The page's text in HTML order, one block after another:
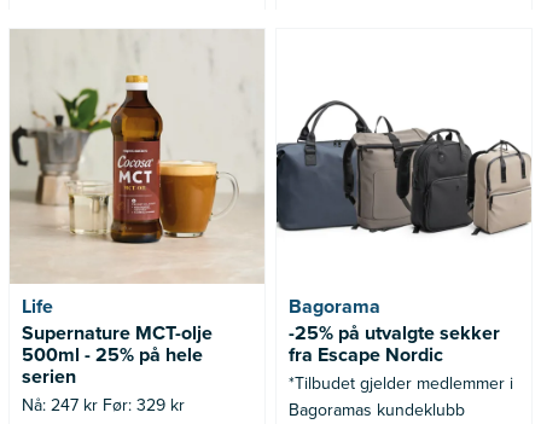
Life
Supernature MCT-olje
500ml - 25% på hele
serien
Nå: 247 kr Før: 329 kr
Bagorama
-25% på utvalgte sekker
fra Escape Nordic
*Tilbudet gjelder medlemmer i
Bagoramas kundeklubb